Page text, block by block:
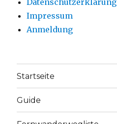
Datenschutzerklärung
Impressum
Anmeldung
Startseite
Guide